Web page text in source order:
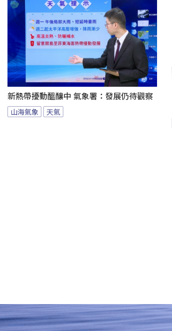
新熱帶擾動醞釀中 氣象署：發展仍待觀察
山海氣象 天氣